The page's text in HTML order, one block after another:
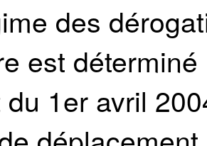
des
est
1er avril